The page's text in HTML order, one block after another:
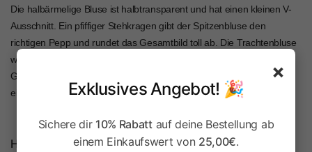
Die halbärmelige Bluse ist halbtransparent und hat einen kleinen V-
Ausschnitt. Ein pfiffiger Stehkragen gibt der Spitzenbluse den
richtigen Pepp und rundet das Gesamtbild toll ab. Die Trachtenbluse
wird vorn mit vier Knöpfen geschlossen. Der eingearbeitete
Gummizug am Blusenabschluss garantiert einen perfekten Sitz und
eine gute Passform.
Herstellerinformationen
×
Exklusives Angebot! 🎉
Sichere dir 10% Rabattauf deine Bestellung ab
einem Einkaufswert von 25,00€.